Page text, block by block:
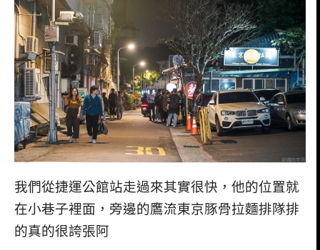
我們從捷運公館站走過來其實很快，他的位置就
在小巷子裡面，旁邊的鷹流東京豚骨拉麵排隊排
的真的很誇張阿